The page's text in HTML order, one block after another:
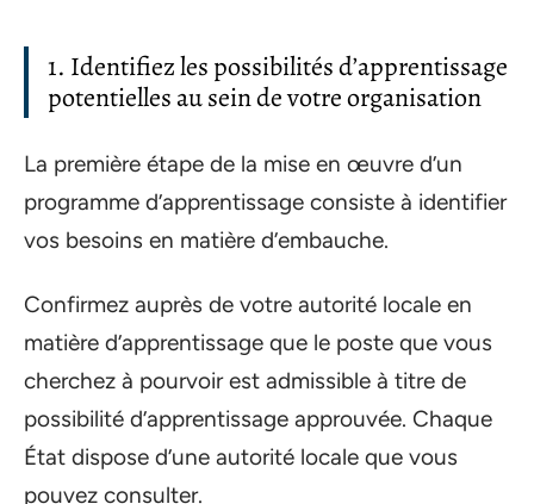
1. Identifiez les possibilités d’apprentissage
potentielles au sein de votre organisation
La première étape de la mise en œuvre d’un
programme d’apprentissage consiste à identifier
vos besoins en matière d’embauche.
Confirmez auprès de votre autorité locale en
matière d’apprentissage que le poste que vous
cherchez à pourvoir est admissible à titre de
possibilité d’apprentissage approuvée. Chaque
État dispose d’une autorité locale que vous
pouvez consulter.